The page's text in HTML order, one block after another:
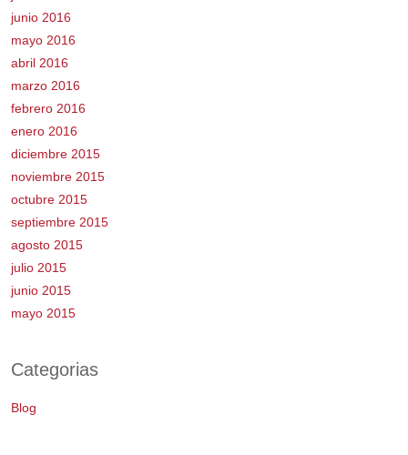
junio 2016
mayo 2016
abril 2016
marzo 2016
febrero 2016
enero 2016
diciembre 2015
noviembre 2015
octubre 2015
septiembre 2015
agosto 2015
julio 2015
junio 2015
mayo 2015
Categorias
Blog